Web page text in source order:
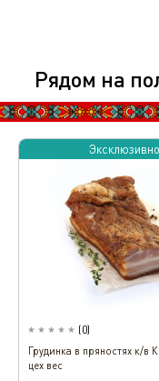
Рядом на
Эксклюзивно
(0)
Грудинка в пряностях к/в
цех вес